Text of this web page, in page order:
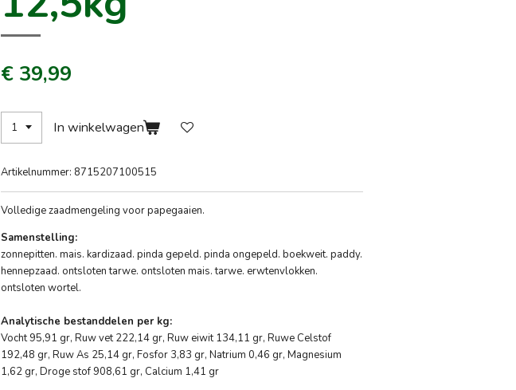
€ 39,99
In winkelwagen
Artikelnummer: 8715207100515
Volledige zaadmengeling voor papegaaien.
Samenstelling:
zonnepitten. mais. kardizaad. pinda gepeld. pinda ongepeld. boekweit. paddy.
hennepzaad. ontsloten tarwe. ontsloten mais. tarwe. erwtenvlokken.
ontsloten wortel.
Analytische bestanddelen per kg:
Vocht 95,91 gr, Ruw vet 222,14 gr, Ruw eiwit 134,11 gr, Ruwe Celstof
192,48 gr, Ruw As 25,14 gr, Fosfor 3,83 gr, Natrium 0,46 gr, Magnesium
1,62 gr, Droge stof 908,61 gr, Calcium 1,41 gr